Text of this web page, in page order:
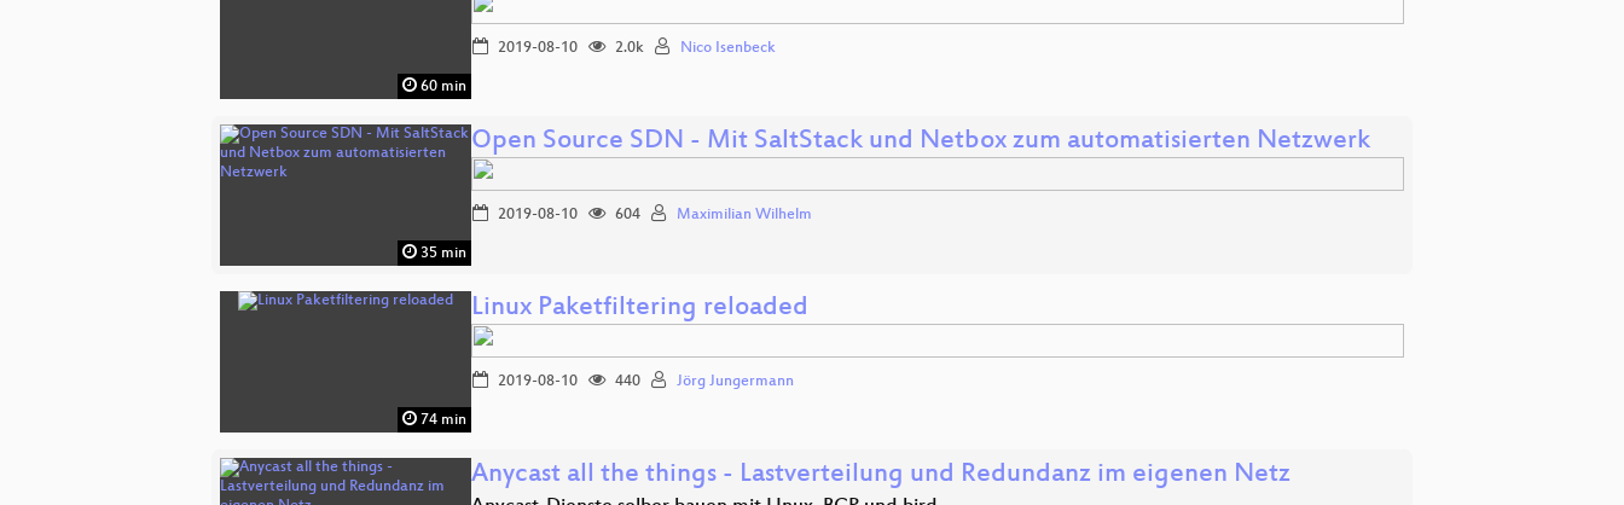
60 min
2019-08-10 2.0k Nico Isenbeck
35 min
Open Source SDN - Mit SaltStack und Netbox zum automatisierten Netzwerk
2019-08-10 604 Maximilian Wilhelm
74 min
Linux Paketfiltering reloaded
2019-08-10 440 Jörg Jungermann
Anycast all the things - Lastverteilung und Redundanz im eigenen Netz